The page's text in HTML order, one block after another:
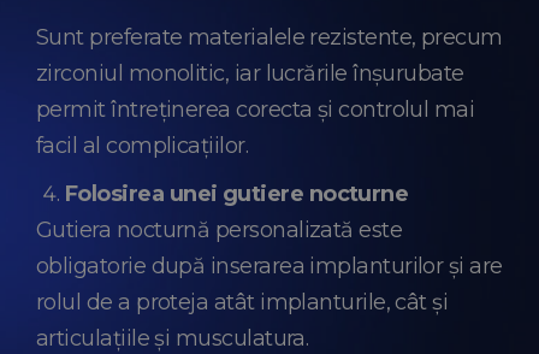
Sunt preferate materialele rezistente, precum
zirconiul monolitic, iar lucrările înșurubate
permit întreținerea corecta și controlul mai
facil al complicațiilor.
Folosirea unei gutiere nocturne
Gutiera nocturnă personalizată este
obligatorie după inserarea implanturilor și are
rolul de a proteja atât implanturile, cât și
articulațiile și musculatura.